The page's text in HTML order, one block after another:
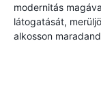
modernitás
látogatását,
alkosson